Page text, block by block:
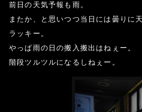
前日の天気予報も雨。
またか、と思いつつ当日には曇りに
ラッキー。
やっぱ雨の日の搬入搬出はねぇー。
階段ツルツルになるしねぇー。